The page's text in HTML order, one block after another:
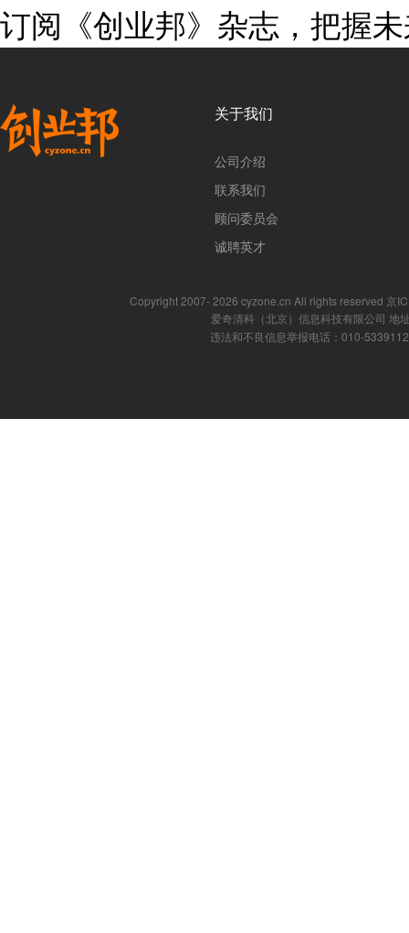
订阅《创业邦》杂志，把握
关于我们
公司介绍
联系我们
顾问委员会
诚聘英才
Copyright 2007- 2026 cyzone.cn All rights reserved 京
爱奇清科（北京）信息科技有限公司 地
违法和不良信息举报电话：010-